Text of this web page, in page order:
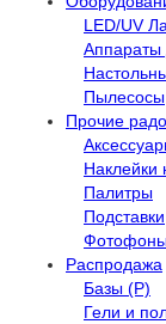
LED/UV
Пылесосы
Прочие
Наклейки
Палитры
Подставки
Распродажа
Базы (Р)
Гели и